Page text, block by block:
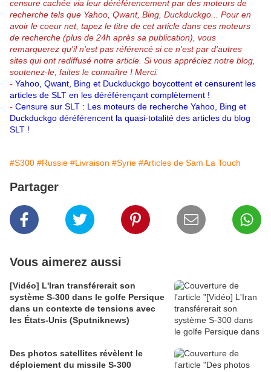
censure cachée via leur déréférencement par des moteurs de
recherche tels que Yahoo, Qwant, Bing, Duckduckgo...
Pour en
avoir le coeur net, tapez le titre de cet article dans ces moteurs
de recherche (plus de 24h après sa publication), vous
remarquerez qu'il n'est pas référencé si ce n'est par d'autres
sites qui ont rediffusé notre article. Si vous appréciez notre blog,
soutenez-le, faites le connaître ! Merci.
- Yahoo, Qwant, Bing et Duckduckgo boycottent et censurent les
articles de SLT en les déréférençant complètement !
- Censure sur SLT : Les moteurs de recherche Yahoo, Bing et
Duckduckgo déréférencent la quasi-totalité des articles du blog
SLT !
#S300 #Russie #Livraison #Syrie #Articles de Sam La Touch
Partager
Vous aimerez aussi
[Vidéo] L'Iran transférerait son
système S-300 dans le golfe Persique
dans un contexte de tensions avec
les États-Unis (Sputniknews)
Des photos satellites révèlent le
déploiement du missile S-300